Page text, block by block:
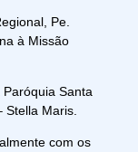
Pe.
à Missão
Santa
Stella Maris.
com os